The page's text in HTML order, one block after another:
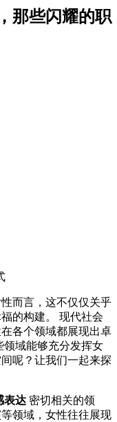
那些闪耀的职
而言，这不仅仅关乎
的构建。 现代社会
各个领域都展现出卓
领域能够充分发挥女
呢？让我们一起来探
表达 密切相关的领
领域，女性往往展现